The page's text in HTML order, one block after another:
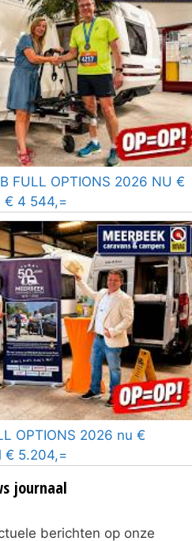
FULL OPTIONS 2026 NU €
€ 4 544,=
OPTIONS 2026 nu €
€ 5.204,=
journaal
berichten op onze